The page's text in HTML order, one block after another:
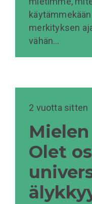
merkityksen
vähän…
2 vuotta sitten
Olet